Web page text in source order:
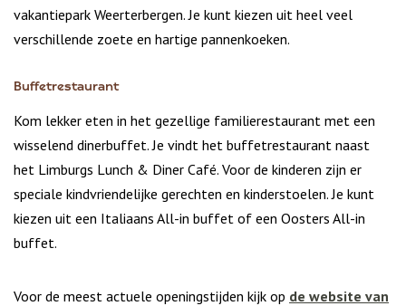
vakantiepark Weerterbergen. Je kunt kiezen uit heel veel
verschillende zoete en hartige pannenkoeken.
Buffetrestaurant
Kom lekker eten in het gezellige familierestaurant met een
wisselend dinerbuffet. Je vindt het buffetrestaurant naast
het Limburgs Lunch & Diner Café. Voor de kinderen zijn er
speciale kindvriendelijke gerechten en kinderstoelen. Je kunt
kiezen uit een Italiaans All-in buffet of een Oosters All-in
buffet.
Voor de meest actuele openingstijden kijk op de website van